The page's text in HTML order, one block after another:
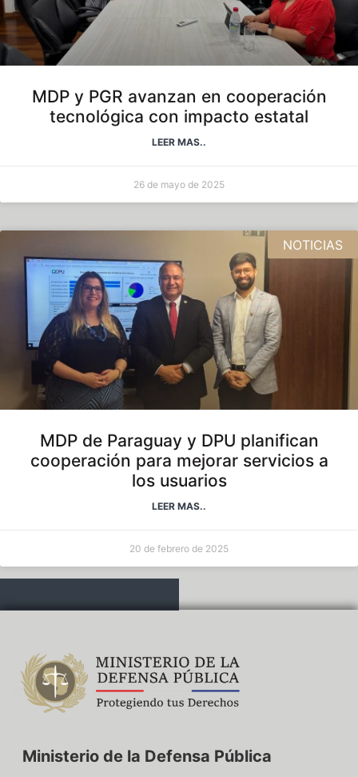
MDP y PGR avanzan en cooperación
tecnológica con impacto estatal
LEER MAS..
26 de mayo de 2025
NOTICIAS
MDP de Paraguay y DPU planifican
cooperación para mejorar servicios a
los usuarios
LEER MAS..
20 de febrero de 2025
Ministerio de la Defensa Pública